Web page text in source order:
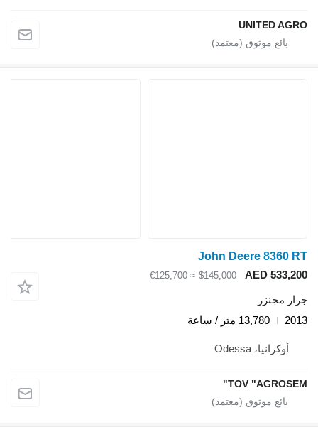
UNITED AGRO
John Deere 8360 RT
AED 533,200
$145,000
≈ €125,700
جرار مجنزر
2013
13,780 متر / ساعة
أوكرانيا، Odessa
TOV "AGROSEM"